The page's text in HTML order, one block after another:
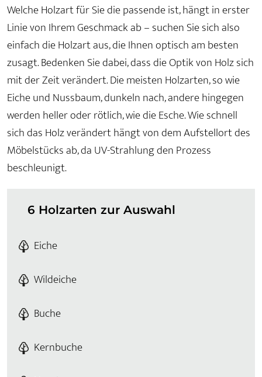
Welche Holzart für Sie die passende ist, hängt in erster
Linie von Ihrem Geschmack ab – suchen Sie sich also
einfach die Holzart aus, die Ihnen optisch am besten
zusagt. Bedenken Sie dabei, dass die Optik von Holz sich
mit der Zeit verändert. Die meisten Holzarten, so wie
Eiche und Nussbaum, dunkeln nach, andere hingegen
werden heller oder rötlich, wie die Esche. Wie schnell
sich das Holz verändert hängt von dem Aufstellort des
Möbelstücks ab, da UV-Strahlung den Prozess
beschleunigt.
6 Holzarten zur Auswahl
Eiche
Wildeiche
Buche
Kernbuche